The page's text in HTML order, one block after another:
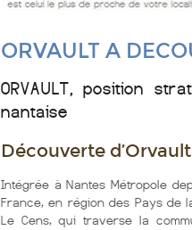
ORVAULT A
ORVAULT, position
nantaise
Découverte d’Orvault
Intégrée à Nantes Métropole
France, en région des Pays de
Le Cens, qui traverse la